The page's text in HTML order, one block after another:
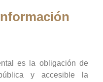
es la obligación de
y accesible la